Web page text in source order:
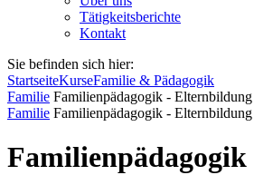
Tätigkeitsberichte
Kontakt
Sie befinden sich hier:
StartseiteKurseFamilie & Pädagogik
Familie Familienpädagogik - Elternbildung
Familie Familienpädagogik - Elternbildung